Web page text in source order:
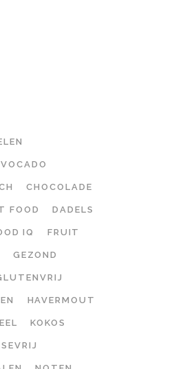
CHOCOLADE
FOOD DADELS
IQ FRUIT
GEZOND
HAVERMOUT
KOKOS